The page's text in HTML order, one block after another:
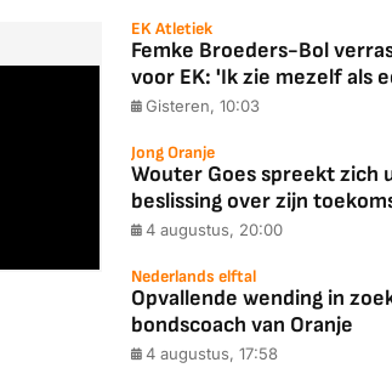
EK Atletiek
Femke Broeders-Bol
voor EK: 'Ik zie mezelf als
Gisteren, 10:03
Jong Oranje
Wouter Goes spreekt zich
beslissing over zijn
4 augustus, 20:00
Nederlands elftal
Opvallende wending in
bondscoach van Oranje
4 augustus, 17:58